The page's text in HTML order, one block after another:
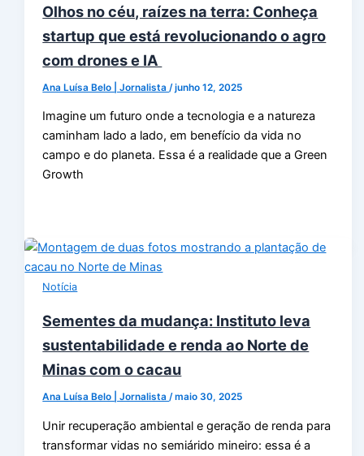
Olhos no céu, raízes na terra: Conheça
startup que está revolucionando o agro
com drones e IA
Ana Luísa Belo | Jornalista /junho 12, 2025
Imagine um futuro onde a tecnologia e a natureza
caminham lado a lado, em benefício da vida no
campo e do planeta. Essa é a realidade que a Green
Growth
Notícia
Sementes da mudança: Instituto leva
sustentabilidade e renda ao Norte de
Minas com o cacau
Ana Luísa Belo | Jornalista/maio 30, 2025
Unir recuperação ambiental e geração de renda para
transformar vidas no semiárido mineiro: essa é a